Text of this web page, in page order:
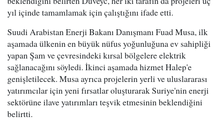
yıl içinde tamamlamak için çalıştığını ifade etti.
Suudi Arabistan Enerji Bakanı Danışmanı Fuad Musa, ilk
aşamada ülkenin en büyük nüfus yoğunluğuna ev sahipliği
yapan Şam ve çevresindeki kırsal bölgelere elektrik
sağlanacağını söyledi. İkinci aşamada hizmet Halep'e
genişletilecek. Musa ayrıca projelerin yerli ve uluslararası
yatırımcılar için yeni fırsatlar oluşturarak Suriye'nin enerji
sektörüne ilave yatırımları teşvik etmesinin beklendiğini
belirtti.